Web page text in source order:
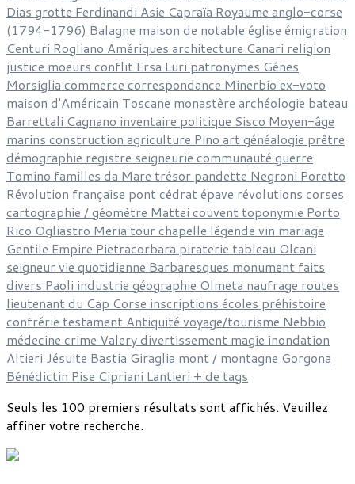
Dias grotte Ferdinandi Asie Capraïa Royaume anglo-corse
(1794-1796) Balagne maison de notable église émigration
Centuri Rogliano Amériques architecture Canari religion
justice moeurs conflit Ersa Luri patronymes Gênes
Morsiglia commerce correspondance Minerbio ex-voto
maison d'Américain Toscane monastère archéologie bateau
Barrettali Cagnano inventaire politique Sisco Moyen-âge
marins construction agriculture Pino artgénéalogie prêtre
démographie registre seigneurie communauté guerre
Tomino familles da Mare trésor pandette Negroni Poretto
Révolution française pontcédratépave révolutions corses
cartographie / géomètre Mattei couvent toponymie Porto
Rico Ogliastro Meria tourchapelle légende vin mariage
Gentile Empire Pietracorbara piraterie tableau Olcani
seigneurvie quotidienne Barbaresques monument faits
divers Paoli industrie géographie Olmeta naufrage routes
lieutenant du Cap Corse inscriptions écoles préhistoire
confrérie testament Antiquité voyage/tourisme Nebbio
médecine crime Valerydivertissement magie inondation
Altieri Jésuite Bastia Giraglia mont / montagne Gorgona
Bénédictin Pise Cipriani Lantieri + de tags
Seuls les 100 premiers résultats sont affichés. Veuillez
affiner votre recherche.